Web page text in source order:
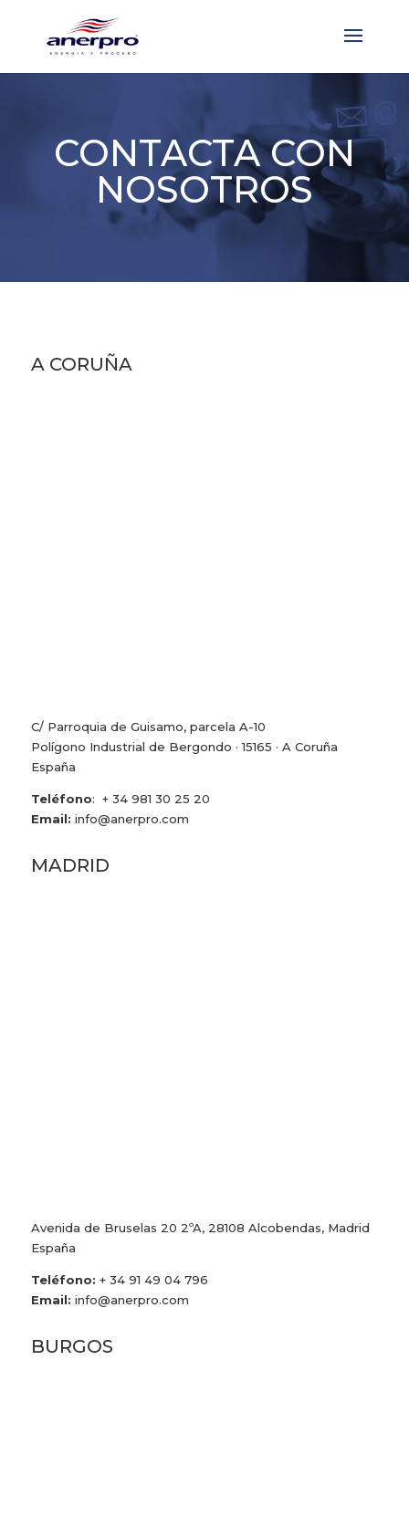
CONTACTA CON
NOSOTROS
A CORUÑA
C/ Parroquia de Guisamo, parcela A-10
Polígono Industrial de Bergondo · 15165 · A Coruña
España
Teléfono: + 34 981 30 25 20
Email: info@anerpro.com
MADRID
Avenida de Bruselas 20 2ºA, 28108 Alcobendas, Madrid
España
Teléfono: + 34 91 49 04 796
Email: info@anerpro.com
BURGOS